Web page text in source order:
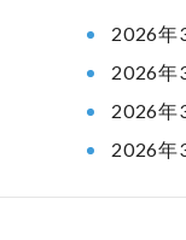
2026年
2026年
2026年
2026年